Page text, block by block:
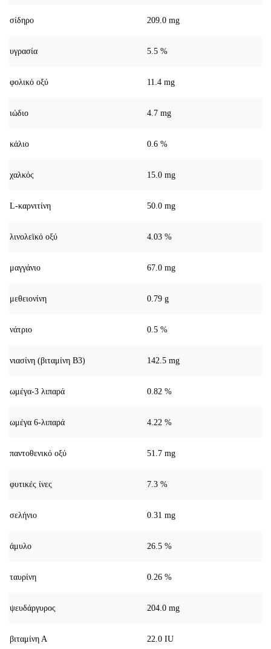
σίδηρο 209.0 mg
υγρασία 5.5 %
φολικό οξύ 11.4 mg
ιώδιο 4.7 mg
κάλιο 0.6 %
χαλκός 15.0 mg
L-καρνιτίνη 50.0 mg
λινολεϊκό οξύ 4.03 %
μαγγάνιο 67.0 mg
μεθειονίνη 0.79 g
νάτριο 0.5 %
νιασίνη (βιταμίνη Β3) 142.5 mg
ωμέγα-3 λιπαρά 0.82 %
ωμέγα 6-λιπαρά 4.22 %
παντοθενικό οξύ 51.7 mg
φυτικές ίνες 7.3 %
σελήνιο 0.31 mg
άμυλο 26.5 %
ταυρίνη 0.26 %
ψευδάργυρος 204.0 mg
βιταμίνη Α 22.0 IU